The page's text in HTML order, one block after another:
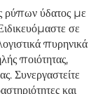
ρύπων ύδατος με
σε
πυρηνικά
ποιότητας,
Συνεργαστείτε
και